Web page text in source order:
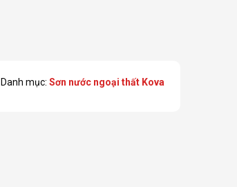
Danh mục: Sơn nước ngoại thất Kova